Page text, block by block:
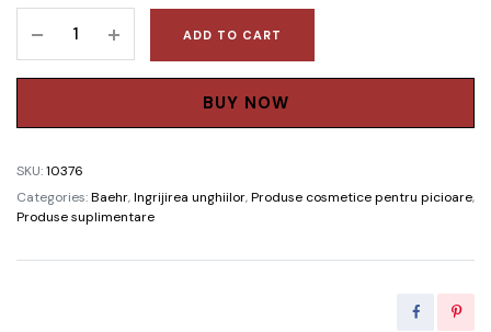
ULEI
ARBORE
CEAI
quantity
ADD TO CART
BUY NOW
SKU:10376
Categories:Baehr,Ingrijirea unghiilor,Produse cosmetice pentru picioare,
Produse suplimentare